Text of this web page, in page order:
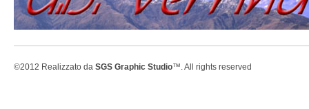
©2012 Realizzato da SGS Graphic Studio™. All rights reserved